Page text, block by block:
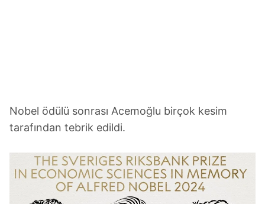
Nobel ödülü sonrası Acemoğlu birçok kesim
tarafından tebrik edildi.